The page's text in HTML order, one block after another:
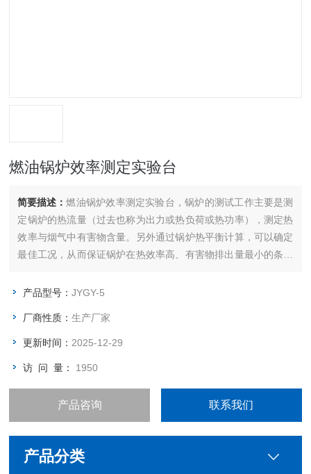
燃油锅炉效率测定实验台
简要描述：燃油锅炉效率测定实验台，锅炉的测试工作主要是测
定锅炉的热流量（过去也称为出力或热负荷或热功率），测定热
效率与烟气中有害物含量。另外通过锅炉热平衡计算，可以确定
最佳工况，从而保证锅炉在热效率高、有害物排出量最小的条件
本试验以小型以小型燃油锅炉为例，学习锅炉的热工性能测试方
产品型号：JYGY-5
厂商性质：生产厂家
更新时间： 2025-12-29
访 问 量： 1950
产品咨询 联系我们
产品分类